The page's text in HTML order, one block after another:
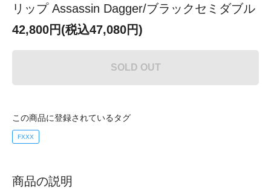
リップ Assassin Dagger/ブラックセミダブル
42,800円(税込47,080円)
SOLD OUT
この商品に登録されているタグ
FXXX
商品の説明